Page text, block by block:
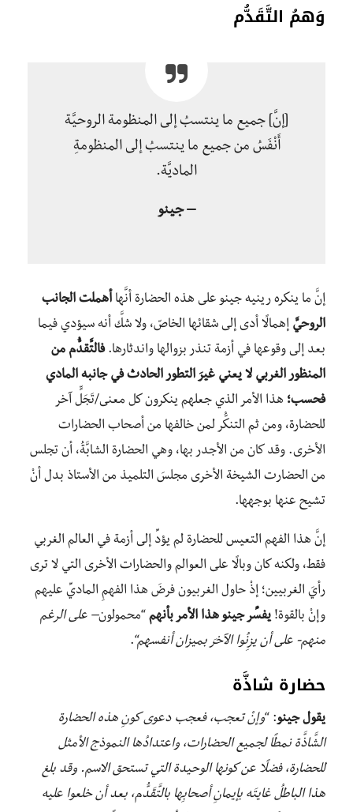
وَهمُ التَّقَدُّم
[إنَّ] جميع ما ينتسبُ إلى المنظومة الروحيَّة
أَنْفَسُ من جميع ما ينتسبُ إلى المنظومةِ
الماديَّة.
– جينو
إنَّ ما ينكره رينيه جينو على هذه الحضارة أنَّها أهملت الجانب
الروحيَّ إهمالًا أدى إلى شقائها الخاصّ، ولا شكَّ أنه سيؤدي فيما
بعد إلى وقوعها في أزمة تنذر بزوالها واندثارها.فالتَّقدُّم من
المنظور الغربي لا يعني غيرَ التطور الحادث في جانبه المادي
فحسب؛ هذا الأمر الذي جعلهم ينكرون كل معنى/تَجَلٍّ آخر
للحضارة، ومن ثم التنكُّر لمن خالفها من أصحاب الحضارات
الأخرى. وقد كان من الأجدر بها، وهي الحضارة الشابَّةُ، أن تجلس
من الحضارت الشيخة الأخرى مجلسَ التلميذ من الأستاذ بدل أنْ
تشيح عنها بوجهها.
إنَّ هذا الفهم التعيس للحضارة لم يؤدِّ إلى أزمة في العالم الغربي
فقط، ولكنه كان وبالًا على العوالم والحضارات الأخرى التي لا ترى
رأيَ الغربيين؛ إذْ حاول الغربيون فرضَ هذا الفهمِ الماديِّ عليهم
وإنْ بالقوة!يفسِّر جينو هذا الأمر بأنهم “محمولون– على الرغم
منهم- على أن يزِنُوا الآخرَ بميزان أنفسهم“.
حضارة شاذَّة
يقول جينو: “وإنْ تعجب، فعجب دعوى كونِ هذه الحضارة
الشَّاذَّة نمطًا لجميع الحضارات، واعتدادُها النموذج الأمثل
للحضارة، فضلًا عن كونها الوحيدة التي تستحق الاسم. وقد بلغ
هذا الباطلُ غايتَه بإيمانِ أصحابِها بالتَّقَدُّم، بعد أن خلعوا عليه